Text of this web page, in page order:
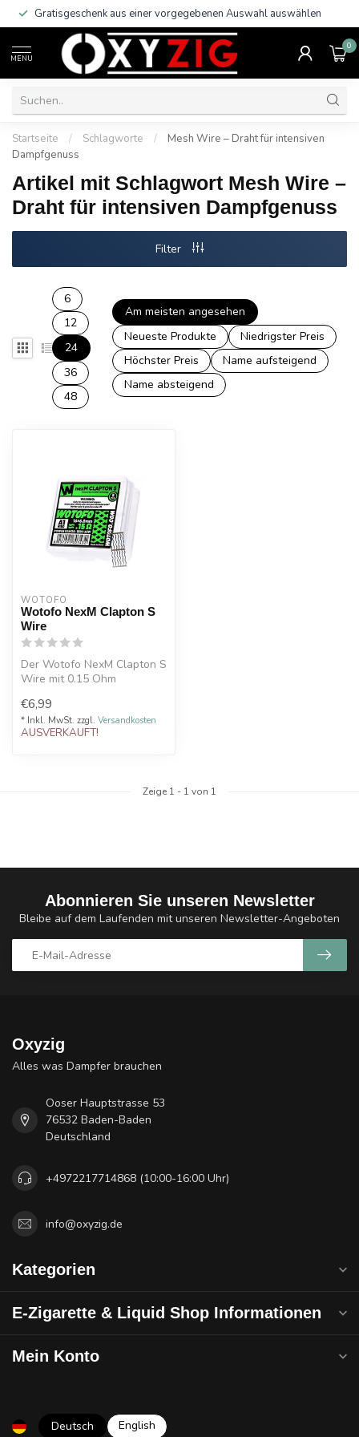
Gratisgeschenk aus einer vorgegebenen Auswahl auswählen
MENU
0
Startseite / Schlagworte /
Mesh Wire – Draht für intensiven
Dampfgenuss
Artikel mit Schlagwort Mesh Wire –
Draht für intensiven Dampfgenuss
Filter
6
12
24
36
48
Am meisten angesehen
Neueste Produkte
Niedrigster Preis
Höchster Preis
Name aufsteigend
Name absteigend
WOTOFO
Wotofo NexM Clapton S
Wire
Der Wotofo NexM Clapton S
Wire mit 0.15 Ohm
geeignet für ...
€6,99
* Inkl. MwSt. zzgl. Versandkosten
AUSVERKAUFT!
Zeige 1 - 1 von 1
Abonnieren Sie unseren Newsletter
Bleibe auf dem Laufenden mit unseren Newsletter-Angeboten
Oxyzig
Alles was Dampfer brauchen
Ooser Hauptstrasse 53
76532 Baden-Baden
Deutschland
+4972217714868 (10:00-16:00 Uhr)
info@oxyzig.de
Kategorien
E-Zigarette & Liquid Shop Informationen
Mein Konto
Deutsch English